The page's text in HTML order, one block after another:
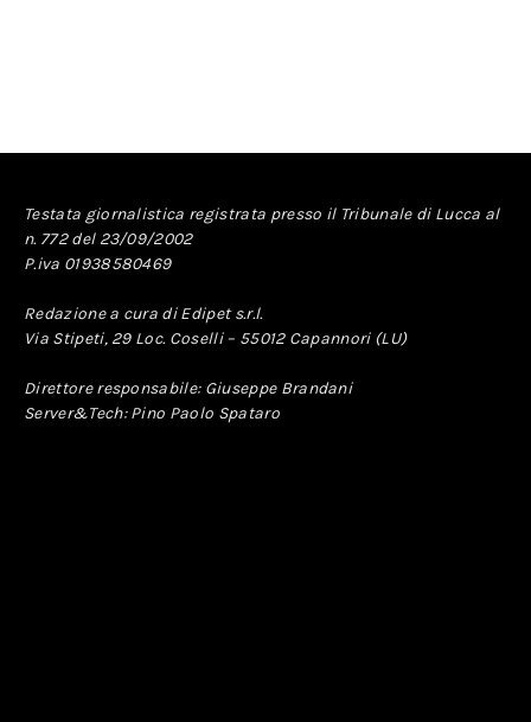
Testata giornalistica registrata presso il Tribunale di Lucca al
n. 772 del 23/09/2002
P.iva 01938580469
Redazione a cura di Edipet s.r.l.
Via Stipeti, 29 Loc. Coselli – 55012 Capannori (LU)
Direttore responsabile: Giuseppe Brandani
Server&Tech: Pino Paolo Spataro